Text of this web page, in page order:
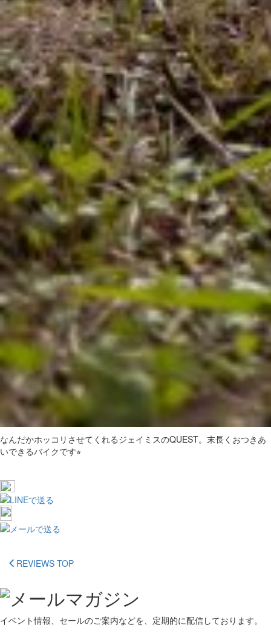
なんだかホッコリさせてくれるジェイミスのQUEST。末長くおつきあ
いできるバイクです⭐︎
REVIEWS TOP
イベント情報、セールのご案内などを、定期的に配信しております。